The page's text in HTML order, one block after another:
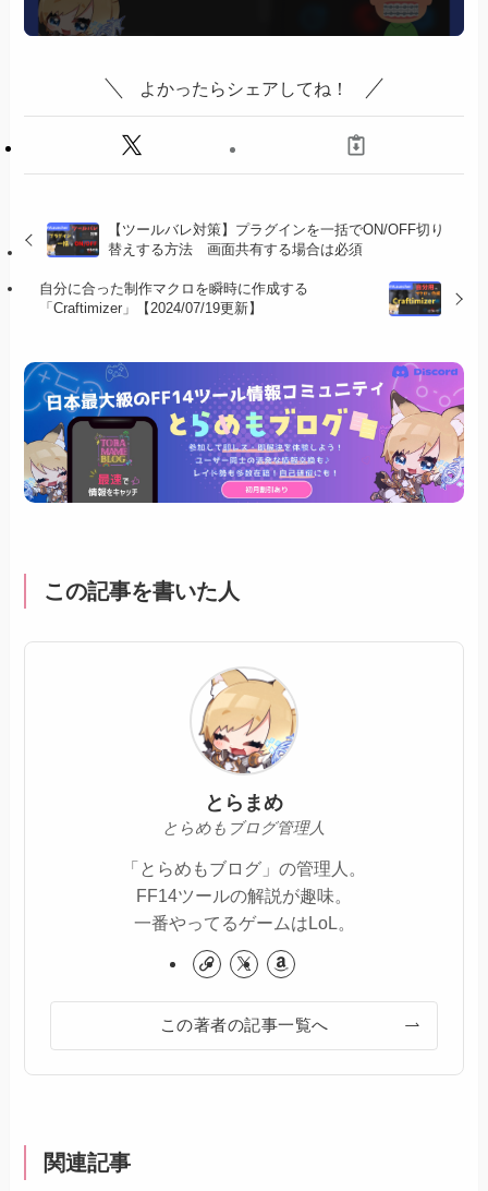
よかったらシェアしてね！
【ツールバレ対策】プラグインを一括でON/OFF切り
替えする方法 画面共有する場合は必須
自分に合った制作マクロを瞬時に作成する
「Craftimizer」【2024/07/19更新】
この記事を書いた人
とらまめ
とらめもブログ管理人
「とらめもブログ」の管理人。
FF14ツールの解説が趣味。
一番やってるゲームはLoL。
この著者の記事一覧へ
関連記事